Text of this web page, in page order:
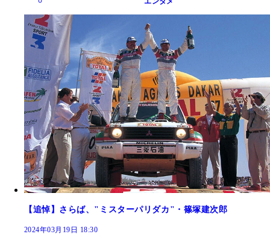
【追悼】さらば、"ミスターパリダカ"・篠塚建次郎
2024年03月19日 18:30